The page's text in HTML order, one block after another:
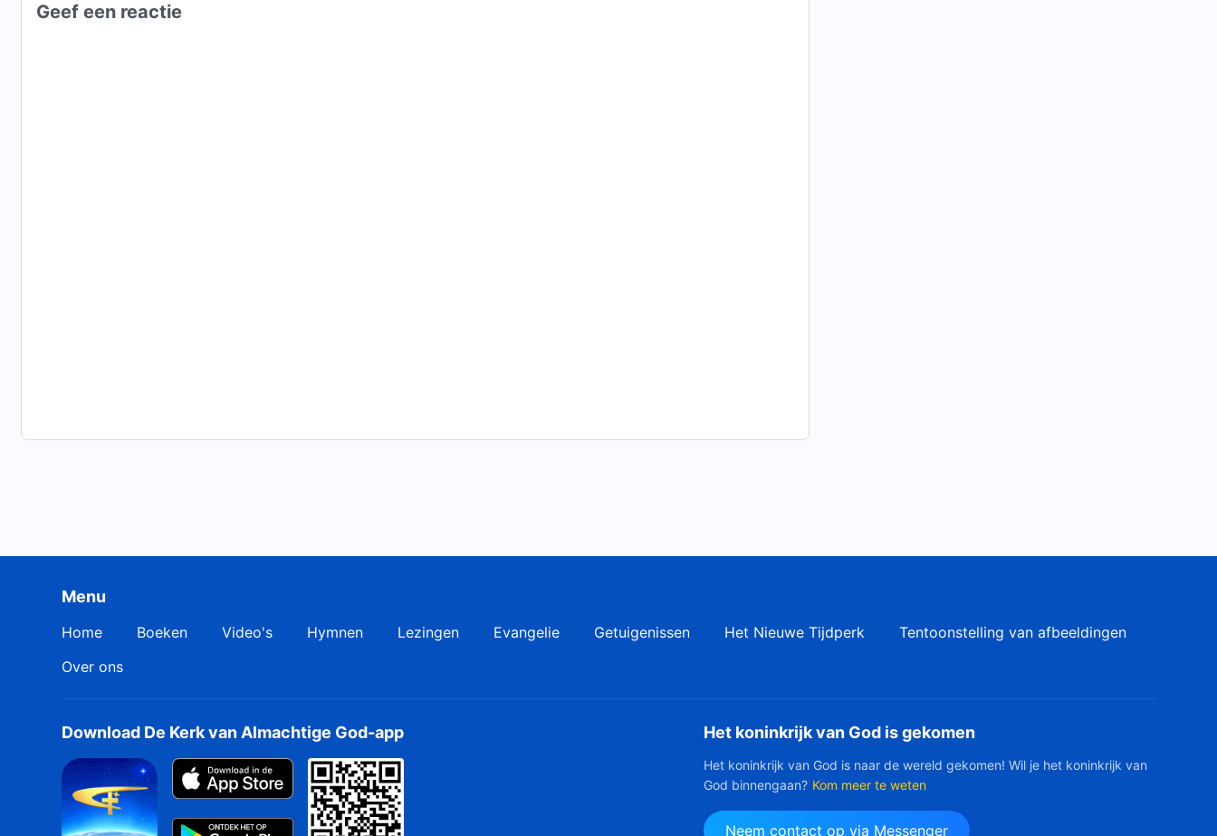
hymnen 2020 –
Christelijke muziek ‘God prijst
3:49
praktijk brengen kunnen
getuigenis geven in
beproevingen’
Christelijke muziek ‘De
waarschuwing van Jobs
Geef een reactie
Menu
Home Boeken Video's Hymnen Lezingen Evangelie Getuigenissen Het Nieuwe Tijdperk
Tentoonstelling van afbeeldingen
Over ons
Download De Kerk van Almachtige God-app Het koninkrijk van God is gekomen
Het koninkrijk van God is naar de wereld gekomen! Wil je het koninkrijk van
God binnengaan? Kom meer te weten
Neem contact op via Messenger